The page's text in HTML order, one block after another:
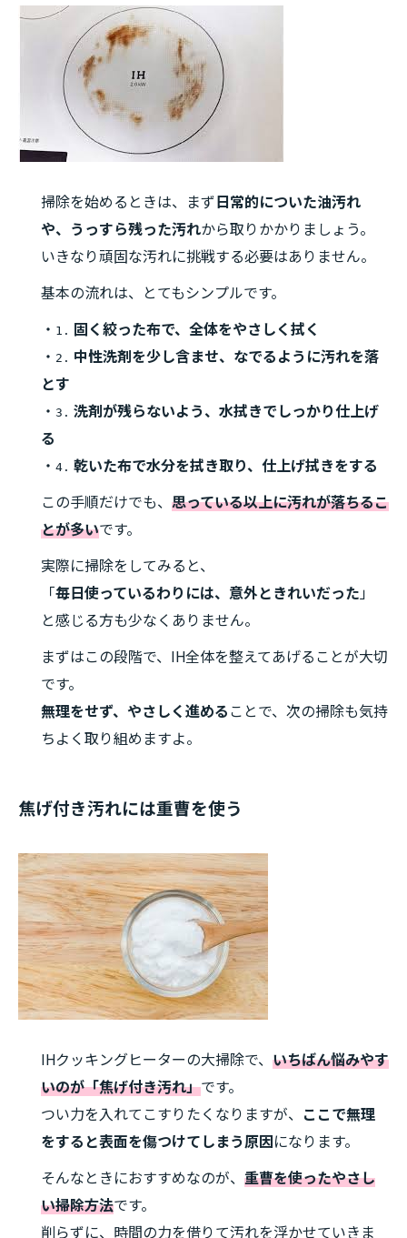
掃除を始めるときは、まず 日常的についた油汚れ
や、うっすら残った汚れから取りかかりましょう。
いきなり頑固な汚れに挑戦する必要はありません。
基本の流れは、とてもシンプルです。
・ 1.
固く絞った布で、全体をやさしく拭く
・ 2. 中性洗剤を少し含ませ、なでるように汚れを落
とす
・ 3. 洗剤が残らないよう、水拭きでしっかり仕上げ
る
・ 4. 乾いた布で水分を拭き取り、仕上げ拭きをする
この手順だけでも、 思っている以上に汚れが落ちるこ
とが多いです。
実際に掃除をしてみると、
「 毎日使っているわりには、意外ときれいだった」
と感じる方も少なくありません。
まずはこの段階で、IH全体を整えてあげることが大切
です。
無理をせず、やさしく進める ことで、次の掃除も気持
ちよく取り組めますよ。
焦げ付き汚れには重曹を使う
IHクッキングヒーターの大掃除で、 いちばん悩みやす
いのが「焦げ付き汚れ」です。
つい力を入れてこすりたくなりますが、
ここで無理
をすると表面を傷つけてしまう原因 になります。
そんなときにおすすめなのが、 重曹を使ったやさし
い掃除方法です。
削らずに、時間の力を借りて汚れを浮かせていきま